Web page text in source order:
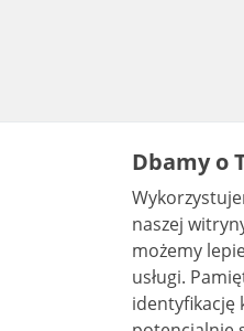
Dbamy o
naszej witryny
możemy
usługi. Pamiętaj, że informacje przechowywane w plikach cookie mogą pozwalać na
identyfikację